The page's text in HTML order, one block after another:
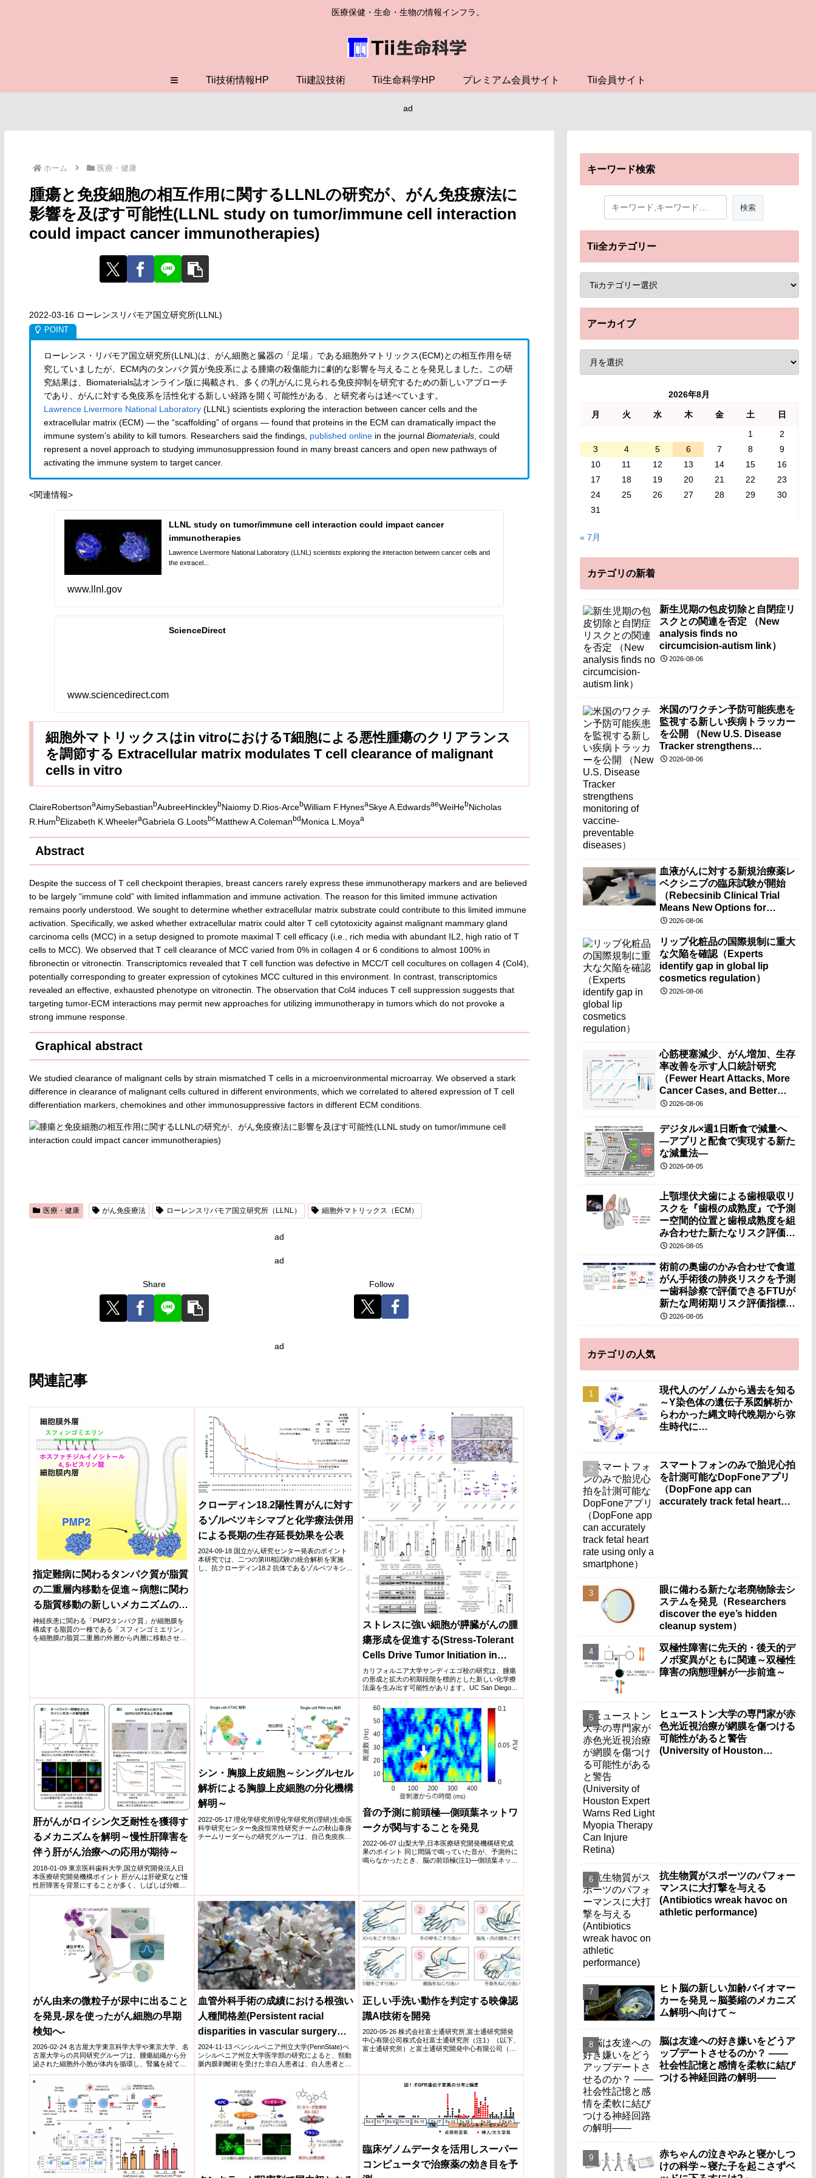
医療保健・生命・生物の情報インフラ。
≡ Tii技術情報HP Tii建設技術 Tii生命科学HP プレミアム会員サイト Tii会員サイト
ad
ホーム 医療・健康
腫瘍と免疫細胞の相互作用に関するLLNLの研究が、がん免疫療法に
影響を及ぼす可能性(LLNL study on tumor/immune cell interaction
could impact cancer immunotherapies)
2022-03-16 ローレンスリバモア国立研究所(LLNL)
ローレンス・リバモア国立研究所(LLNL)は、がん細胞と臓器の「足場」である細胞外マトリックス(ECM)との相互作用を研
究していましたが、ECM内のタンパク質が免疫系による腫瘍の殺傷能力に劇的な影響を与えることを発見しました。この研
究結果は、Biomaterials誌オンライン版に掲載され、多くの乳がんに見られる免疫抑制を研究するための新しいアプローチ
であり、がんに対する免疫系を活性化する新しい経路を開く可能性がある、と研究者らは述べています。
Lawrence Livermore National Laboratory(LLNL) scientists exploring the interaction between cancer cells and the
extracellular matrix (ECM) — the “scaffolding” of organs — found that proteins in the ECM can dramatically impact the
immune system’s ability to kill tumors. Researchers said the findings, published onlinein the journal Biomaterials, could
represent a novel approach to studying immunosuppression found in many breast cancers and open new pathways of
activating the immune system to target cancer.
<関連情報>
LLNL study on tumor/immune cell interaction could impact cancer
immunotherapies
Lawrence Livermore National Laboratory (LLNL) scientists exploring the interaction between cancer cells and
the extracel...
www.llnl.gov
ScienceDirect
www.sciencedirect.com
細胞外マトリックスはin vitroにおけるT細胞による悪性腫瘍のクリアランス
を調節する Extracellular matrix modulates T cell clearance of malignant
cells in vitro
ClaireRobertsonaAimySebastianbAubreeHinckleybNaiomy D.Rios-ArcebWilliam F.HynesaSkye A.EdwardsaeWeiHebNicholas
R.HumbElizabeth K.WheeleraGabriela G.LootsbcMatthew A.Colemanbd Monica L.Moyaa
Abstract
Despite the success of T cell checkpoint therapies, breast cancers rarely express these immunotherapy markers and are believed
to be largely “immune cold” with limited inflammation and immune activation. The reason for this limited immune activation
remains poorly understood. We sought to determine whether extracellular matrix substrate could contribute to this limited immune
activation. Specifically, we asked whether extracellular matrix could alter T cell cytotoxicity against malignant mammary gland
carcinoma cells (MCC) in a setup designed to promote maximal T cell efficacy (i.e., rich media with abundant IL2, high ratio of T
cells to MCC). We observed that T cell clearance of MCC varied from 0% in collagen 4 or 6 conditions to almost 100% in
fibronectin or vitronectin. Transcriptomics revealed that T cell function was defective in MCC/T cell cocultures on collagen 4 (Col4),
potentially corresponding to greater expression of cytokines MCC cultured in this environment. In contrast, transcriptomics
revealed an effective, exhausted phenotype on vitronectin. The observation that Col4 induces T cell suppression suggests that
targeting tumor-ECM interactions may permit new approaches for utilizing immunotherapy in tumors which do not provoke a
strong immune response.
Graphical abstract
We studied clearance of malignant cells by strain mismatched T cells in a microenvironmental microarray. We observed a stark
difference in clearance of malignant cells cultured in different environments, which we correlated to altered expression of T cell
differentiation markers, chemokines and other immunosuppressive factors in different ECM conditions.
医療・健康 がん免疫療法 ローレンスリバモア国立研究所（LLNL） 細胞外マトリックス（ECM）
ad
ad
Share Follow
ad
関連記事
指定難病に関わるタンパク質が脂質
の二重層内移動を促進～病態に関わ
る脂質移動の新しいメカニズムの解
明～
神経疾患に関わる「PMP2タンパク質」が細胞膜を
構成する脂質の一種である「スフィンゴミエリン」
を細胞膜の脂質二重層の外層から内層に移動させる
クローディン18.2陽性胃がんに対す
るゾルベツキシマブと化学療法併用
による長期の生存延長効果を公表
2024-09-18 国立がん研究センター発表のポイント
本研究では、二つの第III相試験の統合解析を実施
し、抗クローディン18.2 抗体であるゾルベツキシマ
ストレスに強い細胞が膵臓がんの腫
瘍形成を促進する(Stress-Tolerant
Cells Drive Tumor Initiation in
Pancreatic Cancer)
カリフォルニア大学サンディエゴ校の研究は、腫瘍
の形成と拡大の初期段階を標的とした新しい化学療
法薬を生み出す可能性があります。UC San Diego
study...
肝がんがロイシン欠乏耐性を獲得す
るメカニズムを解明～慢性肝障害を
伴う肝がん治療への応用が期待～
2018-01-09 東京医科歯科大学,国立研究開発法人日
本医療研究開発機構ポイント 肝がんは肝硬変など慢
性肝障害を背景にすることが多く、しばしば分岐鎖
アミノ酸...
シン・胸腺上皮細胞～シングルセル
解析による胸腺上皮細胞の分化機構
解明～
2022-05-17 理化学研究所理化学研究所(理研)生命医
科学研究センター免疫恒常性研究チームの秋山泰身
チームリーダーらの研究グループは、自己免疫疾患
音の予測に前頭極―側頭葉ネットワ
ークが関与することを発見
2022-06-07 山梨大学,日本医療研究開発機構研究成
果のポイント 同じ間隔で鳴っていた音が、予測外に
鳴らなかったとき、脳の前頭極(注1)―側頭葉ネット
がん由来の微粒子が尿中に出ること
を発見-尿を使ったがん細胞の早期
検知へ-
2026-02-24 名古屋大学東京科学大学や東京大学、名
古屋大学らの共同研究グループは、腫瘍組織から分
泌された細胞外小胞が体内を循環し、腎臓を経て尿
血管外科手術の成績における根強い
人種間格差(Persistent racial
disparities in vascular surgery
outcomes)
2024-11-13 ペンシルベニア州立大学(PennState)ぺ
ンシルベニア州立大学医学部の研究によると、頸動
脈内膜剥離術を受けた非白人患者は、白人患者と
正しい手洗い動作を判定する映像認
識AI技術を開発
2020-05-26 株式会社富士通研究所,富士通研究開発
中心有限公司株式会社富士通研究所（注1）（以下、
富士通研究所）と富士通研究開発中心有限公司（注
臨床ゲノムデータを活用しスーパー
コンピュータで治療薬の効き目を予
キーワード検索
Tii全カテゴリー
アーカイブ
2026年8月
月 火 水 木 金 土
日
1
2
3
4 5 6 7 8
9
10
11 12 13 14 15
16
17
18 19 20 21 22
23
24
25 26 27 28 29
30
31
« 7月
カテゴリの新着
新生児期の包皮切除と自閉症リ
スクとの関連を否定 （New
analysis finds no
circumcision-autism link）
2026-08-06
米国のワクチン予防可能疾患を
監視する新しい疾病トラッカー
を公開 （New U.S. Disease
Tracker strengthens
monitoring of vaccine-
2026-08-06
血液がんに対する新規治療薬レ
ベクシニブの臨床試験が開始
（Rebecsinib Clinical Trial
Means New Options for
Blood Cancer）
2026-08-06
リップ化粧品の国際規制に重大
な欠陥を確認（Experts
identify gap in global lip
cosmetics regulation）
2026-08-06
心筋梗塞減少、がん増加、生存
率改善を示す人口統計研究
（Fewer Heart Attacks, More
Cancer Cases, and Better
Survival Chances）
2026-08-06
デジタル×週1日断食で減量へ
―アプリと配食で実現する新た
な減量法―
2026-08-05
上顎埋伏犬歯による歯根吸収リ
スクを『歯根の成熟度』で予測
ー空間的位置と歯根成熟度を組
み合わせた新たなリスク評価法
を提案ー
2026-08-05
術前の奥歯のかみ合わせで食道
がん手術後の肺炎リスクを予測
ー歯科診察で評価できるFTUが
新たな周術期リスク評価指標と
なる可能性ー
2026-08-05
カテゴリの人気
現代人のゲノムから過去を知る
～Y染色体の遺伝子系図解析か
らわかった縄文時代晩期から弥
生時代に…
スマートフォンのみで胎児心拍
を計測可能なDopFoneアプリ
（DopFone app can
accurately track fetal heart
眼に備わる新たな老廃物除去シ
ステムを発見（Researchers
discover the eye’s hidden
cleanup system）
双極性障害に先天的・後天的デ
ノボ変異がともに関連～双極性
障害の病態理解が一歩前進～
ヒューストン大学の専門家が赤
色光近視治療が網膜を傷つける
可能性があると警告
(University of Houston
抗生物質がスポーツのパフォー
マンスに大打撃を与える
(Antibiotics wreak havoc on
athletic performance)
ヒト脳の新しい加齢バイオマー
カーを発見～脳萎縮のメカニズ
ム解明へ向けて～
脳は友達への好き嫌いをどうア
ップデートさせるのか？ ――
社会性記憶と感情を柔軟に結び
つける神経回路の解明――
赤ちゃんの泣きやみと寝かしつ
けの科学～寝た子を起こさずベ